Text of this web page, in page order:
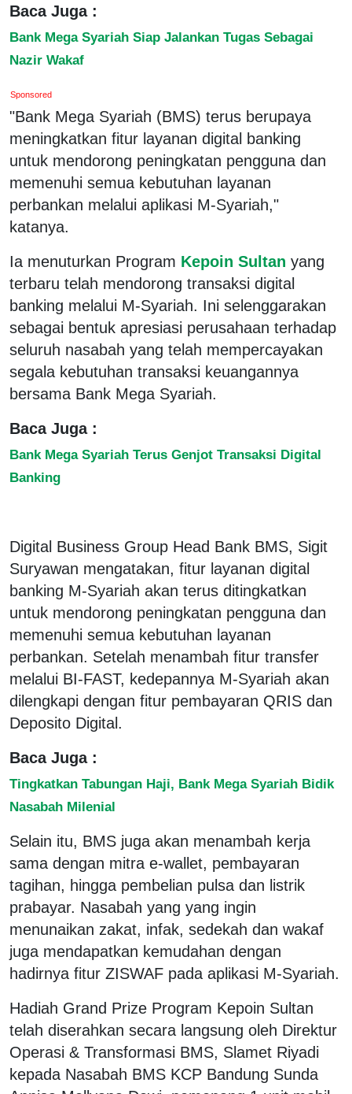
Baca Juga :
Bank Mega Syariah Siap Jalankan Tugas Sebagai
Nazir Wakaf
Sponsored
"Bank Mega Syariah (BMS) terus berupaya
meningkatkan fitur layanan digital banking
untuk mendorong peningkatan pengguna dan
memenuhi semua kebutuhan layanan
perbankan melalui aplikasi M-Syariah,"
katanya.
Ia menuturkan Program Kepoin Sultan yang
terbaru telah mendorong transaksi digital
banking melalui M-Syariah. Ini selenggarakan
sebagai bentuk apresiasi perusahaan terhadap
seluruh nasabah yang telah mempercayakan
segala kebutuhan transaksi keuangannya
bersama Bank Mega Syariah.
Baca Juga :
Bank Mega Syariah Terus Genjot Transaksi Digital
Banking
Digital Business Group Head Bank BMS, Sigit
Suryawan mengatakan, fitur layanan digital
banking M-Syariah akan terus ditingkatkan
untuk mendorong peningkatan pengguna dan
memenuhi semua kebutuhan layanan
perbankan. Setelah menambah fitur transfer
melalui BI-FAST, kedepannya M-Syariah akan
dilengkapi dengan fitur pembayaran QRIS dan
Deposito Digital.
Baca Juga :
Tingkatkan Tabungan Haji, Bank Mega Syariah Bidik
Nasabah Milenial
Selain itu, BMS juga akan menambah kerja
sama dengan mitra e-wallet, pembayaran
tagihan, hingga pembelian pulsa dan listrik
prabayar. Nasabah yang yang ingin
menunaikan zakat, infak, sedekah dan wakaf
juga mendapatkan kemudahan dengan
hadirnya fitur ZISWAF pada aplikasi M-Syariah.
Hadiah Grand Prize Program Kepoin Sultan
telah diserahkan secara langsung oleh Direktur
Operasi & Transformasi BMS, Slamet Riyadi
kepada Nasabah BMS KCP Bandung Sunda